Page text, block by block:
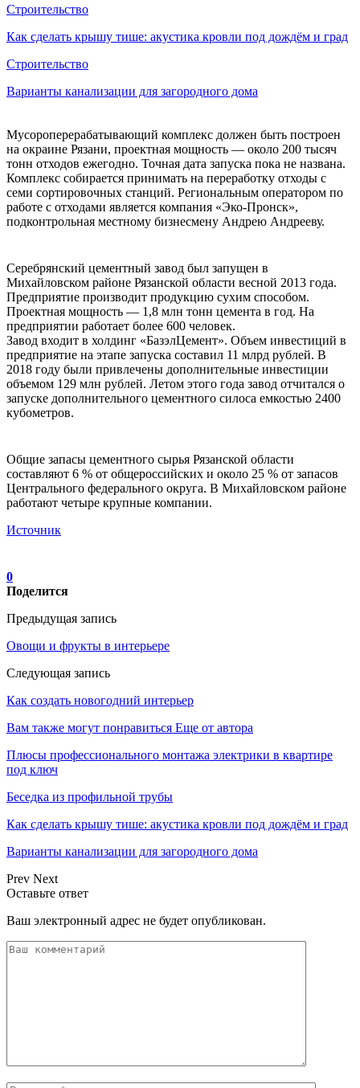
Строительство
Как сделать крышу тише: акустика кровли под дождём и град
Строительство
Варианты канализации для загородного дома
Мусороперерабатывающий комплекс должен быть построен
на окраине Рязани, проектная мощность — около 200 тысяч
тонн отходов ежегодно. Точная дата запуска пока не названа.
Комплекс собирается принимать на переработку отходы с
семи сортировочных станций. Региональным оператором по
работе с отходами является компания «Эко-Пронск»,
подконтрольная местному бизнесмену Андрею Андрееву.
Серебрянский цементный завод был запущен в
Михайловском районе Рязанской области весной 2013 года.
Предприятие производит продукцию сухим способом.
Проектная мощность — 1,8 млн тонн цемента в год. На
предприятии работает более 600 человек.
Завод входит в холдинг «БазэлЦемент». Объем инвестиций в
предприятие на этапе запуска составил 11 млрд рублей. В
2018 году были привлечены дополнительные инвестиции
объемом 129 млн рублей. Летом этого года завод отчитался о
запуске дополнительного цементного силоса емкостью 2400
кубометров.
Общие запасы цементного сырья Рязанской области
составляют 6 % от общероссийских и около 25 % от запасов
Центрального федерального округа. В Михайловском районе
работают четыре крупные компании.
Источник
0
Поделится
Предыдущая запись
Овощи и фрукты в интерьере
Следующая запись
Как создать новогодний интерьер
Вам также могут понравиться Еще от автора
Плюсы профессионального монтажа электрики в квартире
под ключ
Беседка из профильной трубы
Как сделать крышу тише: акустика кровли под дождём и град
Варианты канализации для загородного дома
Prev Next
Оставьте ответ
Ваш электронный адрес не будет опубликован.